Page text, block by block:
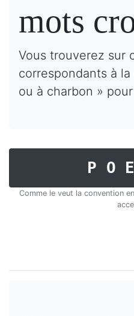
mots
Vous trouverez sur
correspondants à
ou à charbon »
Comme le veut la convention